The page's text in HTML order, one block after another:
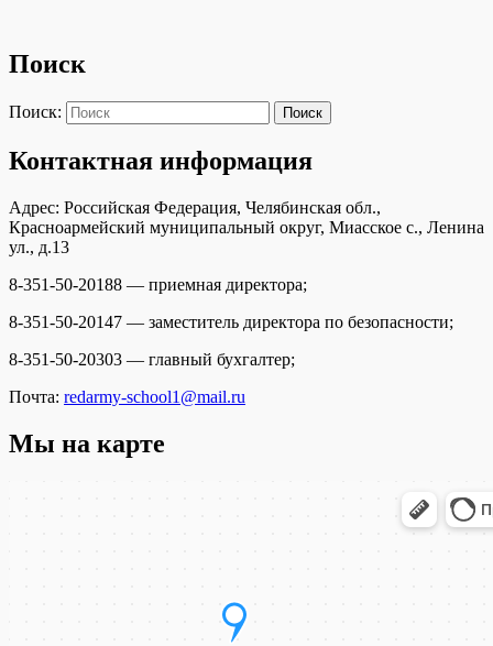
Поиск
Поиск: Поиск
Контактная информация
Адрес: Российская Федерация, Челябинская обл.,
Красноармейский муниципальный округ, Миасское с., Ленина
ул., д.13
8-351-50-20188 — приемная директора;
8-351-50-20147 — заместитель директора по безопасности;
8-351-50-20303 — главный бухгалтер;
Почта: redarmy-school1@mail.ru
Мы на карте